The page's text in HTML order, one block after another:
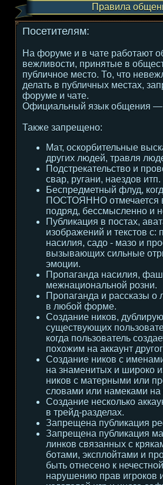
Правила
Посетителям:
На форуме и в чате работают
вежливости, принятые в
публичное место. То, что
делать в публичных местах,
форуме и чате.
Официальный язык общения —
Также запрещено:
Мат, оскорбительные
других людей, травля
Подстрекательство и
свар, ругани, наездов итп.
Беспредметный флуд,
ПОСТОЯННО отмечается
подряд, бессмысленно и
Публикация в постах,
изображений и текстов с:
насилия, садо - мазо и
вызывающих сильные
эмоции.
Пропаганда насилия,
межнациональной розни.
Пропаганда и рассказы о
в любой форме.
Создание ников,
существующих
когда пользователь
похожим на аккаунт
Создание ников с
на знаменитых и широко
ников с матерными или
словами или намеками на
Создание несколько
в трейд-разделах.
Запрещена публикация
Запрещена публикация
линков связанных с
ботами, эксплойтами и
быть отнесено к
нарушению прав игроков